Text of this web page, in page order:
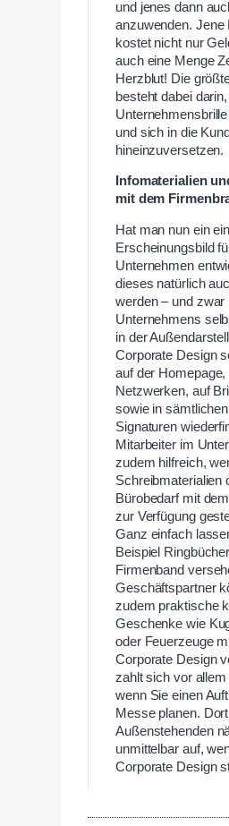
und jenes dann
anzuwenden. Jene
kostet nicht nur
auch eine Menge
Herzblut! Die
besteht dabei
und sich in die
hineinzuversetzen.
Infomaterialien
mit dem
Hat man nun ein
Erscheinungsbild
Unternehmen
dieses natürlich
werden – und zwar
Unternehmens
in der
Corporate Design
auf der
Netzwerken, auf
sowie in
Signaturen
Mitarbeiter im
zudem hilfreich,
Schreibmaterialien
Bürobedarf mit
zur Verfügung
Ganz einfach
Beispiel
Firmenband
Geschäftspartner
zudem praktische
Geschenke wie
oder Feuerzeuge
Corporate Design
zahlt sich vor allem
wenn Sie einen
Messe planen.
Außenstehenden
unmittelbar auf,
Corporate Design